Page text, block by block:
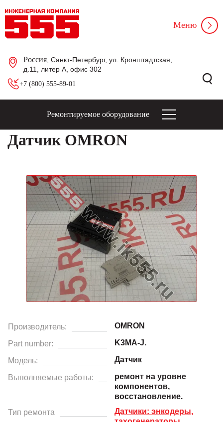
Россия , Санкт-Петербург, ул. Кронштадтская,
д.11, литер А, офис 302
+7 (800) 555-89-01
Меню
Ремонтируемое оборудование
Датчик OMRON
Производитель: OMRON
Part number: K3MA-J.
Модель: Датчик
Выполняемые работы:
ремонт на уровне
компонентов,
восстановление.
Тип ремонта
Датчики: энкодеры,